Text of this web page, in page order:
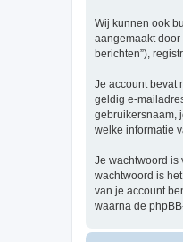
Wij kunnen ook
aangemaakt
berichten”),
Je account bevat
geldig e-
gebruikersnaam,
welke informatie
Je wachtwoord is
wachtwoord is
van je account
waarna de